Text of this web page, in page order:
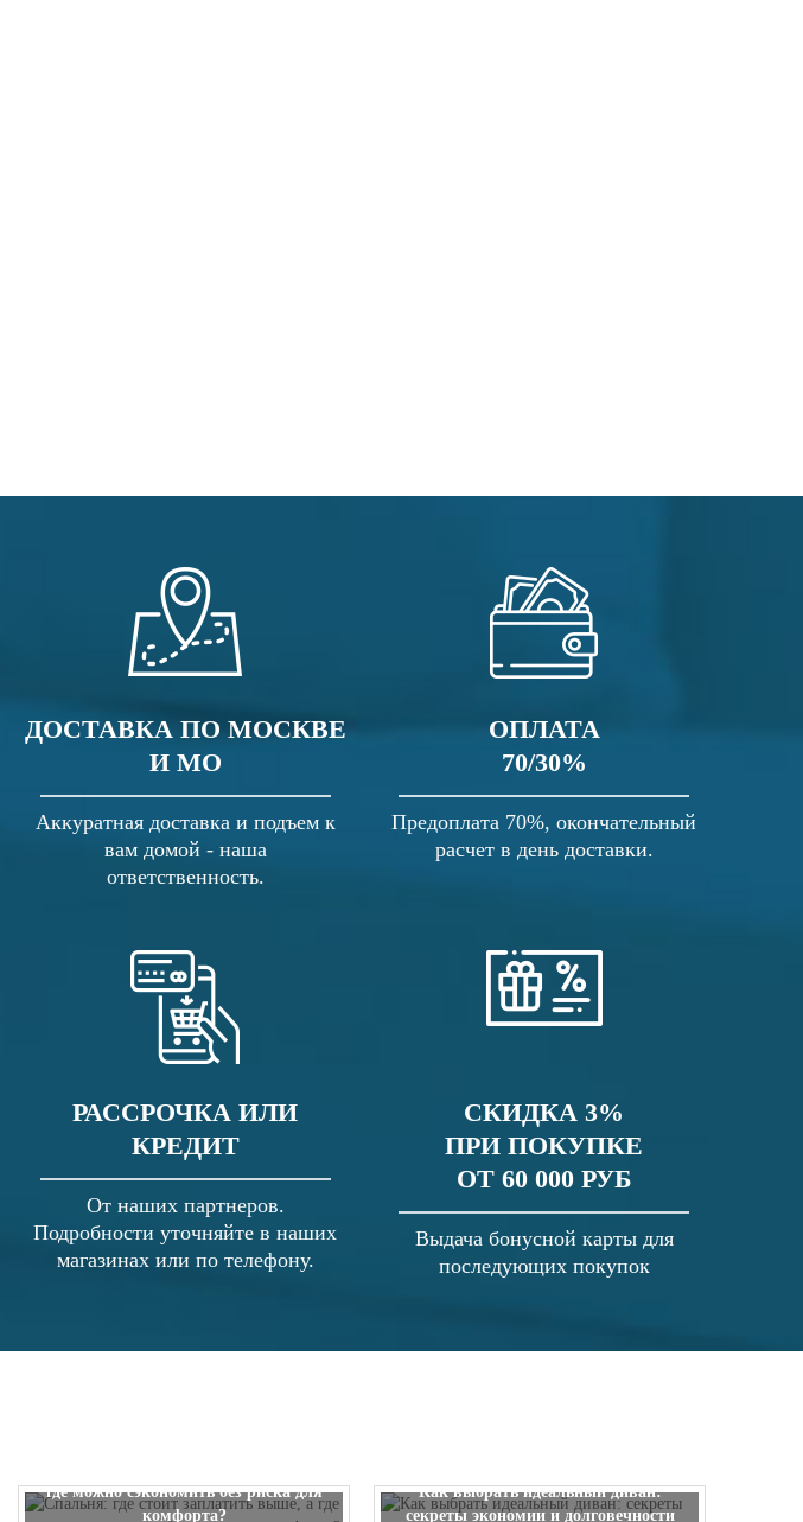
ДОСТАВКА ПО МОСКВЕ
И МО
Аккуратная доставка и подъем к
вам домой - наша
ответственность.
ОПЛАТА
70/30%
Предоплата 70%, окончательный
расчет в день доставки.
РАССРОЧКА ИЛИ
КРЕДИТ
От наших партнеров.
Подробности уточняйте в наших
магазинах или по телефону.
СКИДКА 3%
ПРИ ПОКУПКЕ
ОТ 60 000 РУБ
Выдача бонусной карты для
последующих покупок
где можно сэкономить без риска для
комфорта?
Как выбрать идеальный диван:
секреты экономии и долговечности